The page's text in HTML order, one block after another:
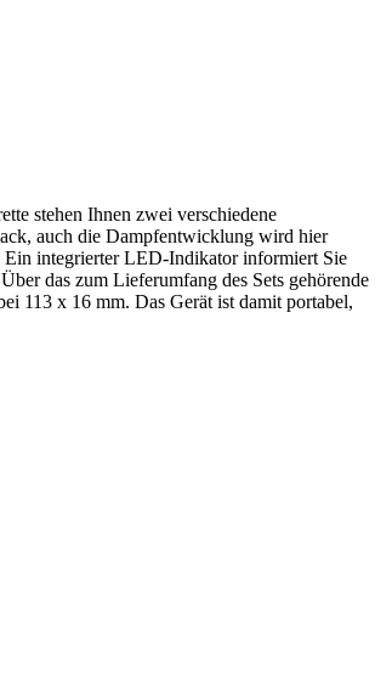
stehen Ihnen zwei verschiedene
auch die Dampfentwicklung wird hier
Ein integrierter LED-Indikator informiert Sie
das zum Lieferumfang des Sets gehörende
113 x 16 mm. Das Gerät ist damit portabel,